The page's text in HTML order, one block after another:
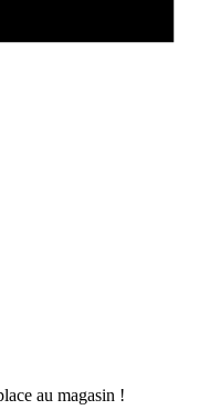
au magasin !